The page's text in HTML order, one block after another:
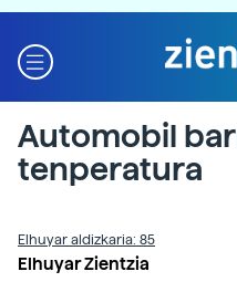
Automobil
tenperatura
Elhuyar aldizkaria: 85
Elhuyar Zientzia